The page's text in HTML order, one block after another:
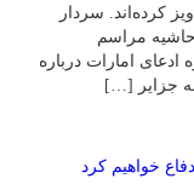
کرده‌اند. سردار
حاشیه مراسم
امارات درباره
جزایر […]